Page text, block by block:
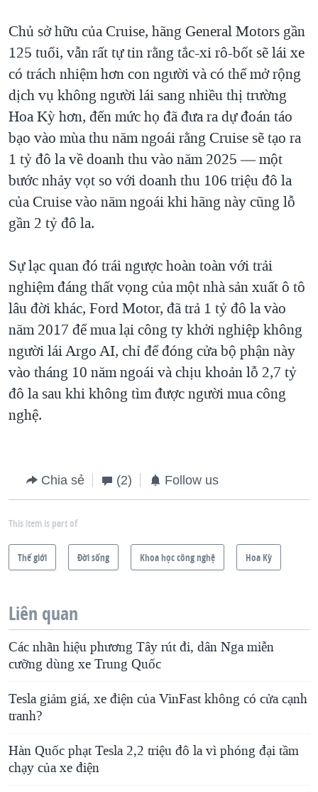
Chủ sở hữu của Cruise, hãng General Motors gần
125 tuổi, vẫn rất tự tin rằng tắc-xi rô-bốt sẽ lái xe
có trách nhiệm hơn con người và có thể mở rộng
dịch vụ không người lái sang nhiều thị trường
Hoa Kỳ hơn, đến mức họ đã đưa ra dự đoán táo
bạo vào mùa thu năm ngoái rằng Cruise sẽ tạo ra
1 tỷ đô la về doanh thu vào năm 2025 — một
bước nhảy vọt so với doanh thu 106 triệu đô la
của Cruise vào năm ngoái khi hãng này cũng lỗ
gần 2 tỷ đô la.
Sự lạc quan đó trái ngược hoàn toàn với trải
nghiệm đáng thất vọng của một nhà sản xuất ô tô
lâu đời khác, Ford Motor, đã trả 1 tỷ đô la vào
năm 2017 để mua lại công ty khởi nghiệp không
người lái Argo AI, chỉ để đóng cửa bộ phận này
vào tháng 10 năm ngoái và chịu khoản lỗ 2,7 tỷ
đô la sau khi không tìm được người mua công
nghệ.
Chia sẻ (2) Follow us
This item is part of
Thế giới Ðời sống Khoa học công nghệ Hoa Kỳ
Liên quan
Các nhãn hiệu phương Tây rút đi, dân Nga miễn
cưỡng dùng xe Trung Quốc
Tesla giảm giá, xe điện của VinFast không có cửa cạnh
tranh?
Hàn Quốc phạt Tesla 2,2 triệu đô la vì phóng đại tầm
chạy của xe điện